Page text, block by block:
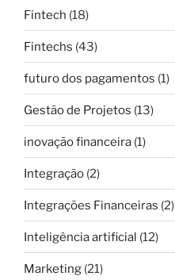
Fintech (18)
Fintechs (43)
futuro dos pagamentos (1)
Gestão de Projetos (13)
inovação financeira (1)
Integração (2)
Integrações Financeiras (2)
Inteligência artificial (12)
Marketing (21)